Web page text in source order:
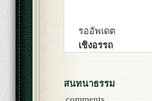
รออัพเดต
เชิงอรรถ
สนทนาธรรม